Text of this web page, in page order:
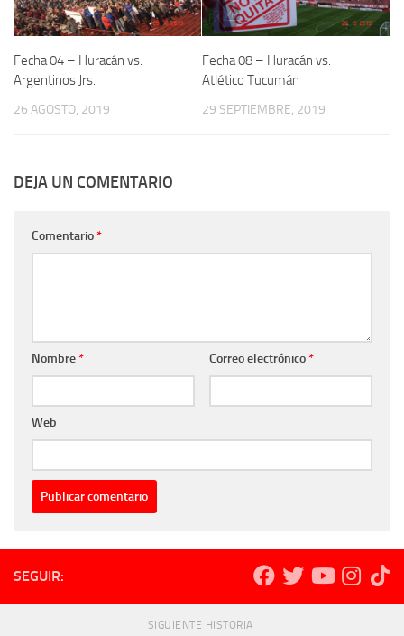
Fecha 04 – Huracán vs.
Argentinos Jrs.
26 AGOSTO, 2019
Fecha 08 – Huracán vs.
Atlético Tucumán
29 SEPTIEMBRE, 2019
DEJA UN COMENTARIO
Comentario*
Nombre* Correo electrónico*
Web
SEGUIR:
SIGUIENTE HISTORIA